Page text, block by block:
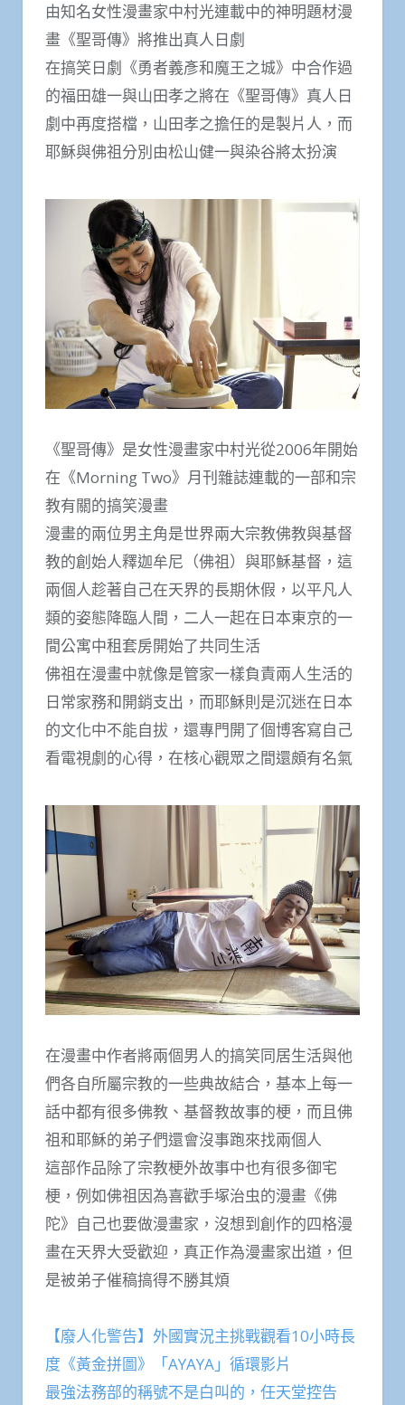
由知名女性漫畫家中村光連載中的神明題材漫
畫《聖哥傳》將推出真人日劇
在搞笑日劇《勇者義彥和魔王之城》中合作過
的福田雄一與山田孝之將在《聖哥傳》真人日
劇中再度搭檔，山田孝之擔任的是製片人，而
耶穌與佛祖分別由松山健一與染谷將太扮演
《聖哥傳》是女性漫畫家中村光從2006年開始
在《Morning Two》月刊雜誌連載的一部和宗
教有關的搞笑漫畫
漫畫的兩位男主角是世界兩大宗教佛教與基督
教的創始人釋迦牟尼（佛祖）與耶穌基督，這
兩個人趁著自己在天界的長期休假，以平凡人
類的姿態降臨人間，二人一起在日本東京的一
間公寓中租套房開始了共同生活
佛祖在漫畫中就像是管家一樣負責兩人生活的
日常家務和開銷支出，而耶穌則是沉迷在日本
的文化中不能自拔，還專門開了個博客寫自己
看電視劇的心得，在核心觀眾之間還頗有名氣
在漫畫中作者將兩個男人的搞笑同居生活與他
們各自所屬宗教的一些典故結合，基本上每一
話中都有很多佛教、基督教故事的梗，而且佛
祖和耶穌的弟子們還會沒事跑來找兩個人
這部作品除了宗教梗外故事中也有很多御宅
梗，例如佛祖因為喜歡手塚治虫的漫畫《佛
陀》自己也要做漫畫家，沒想到創作的四格漫
畫在天界大受歡迎，真正作為漫畫家出道，但
是被弟子催稿搞得不勝其煩
【廢人化警告】外國實況主挑戰觀看10小時長
度《黃金拼圖》「AYAYA」循環影片
最強法務部的稱號不是白叫的，任天堂控告